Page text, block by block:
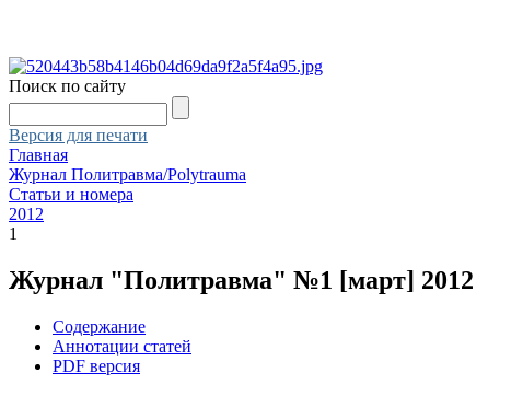
Поиск по сайту
Версия для печати
Главная
Журнал Политравма/Polytrauma
Статьи и номера
2012
1
Журнал "Политравма" №1 [март] 2012
Содержание
Аннотации статей
PDF версия